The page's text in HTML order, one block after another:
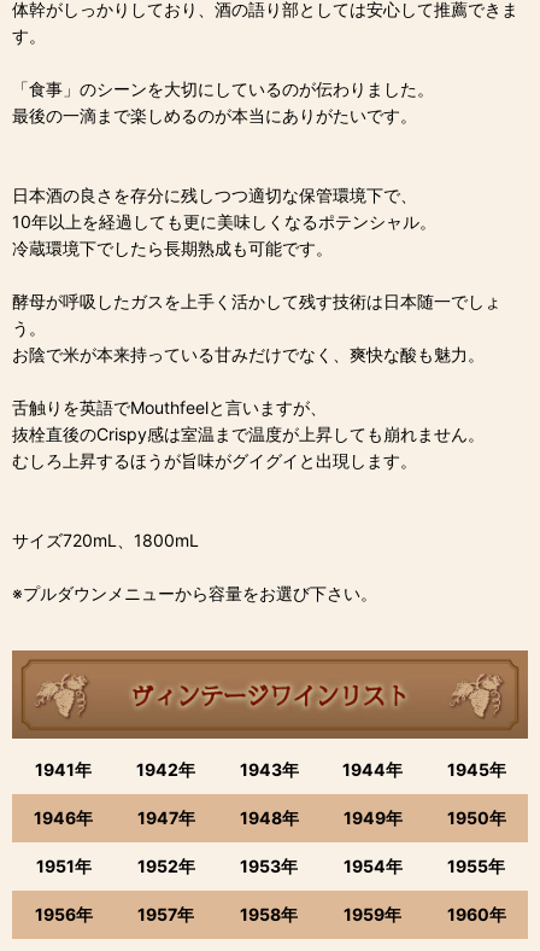
体幹がしっかりしており、酒の語り部としては安心して推薦できま
す。
「食事」のシーンを大切にしているのが伝わりました。
最後の一滴まで楽しめるのが本当にありがたいです。
日本酒の良さを存分に残しつつ適切な保管環境下で、
10年以上を経過しても更に美味しくなるポテンシャル。
冷蔵環境下でしたら長期熟成も可能です。
酵母が呼吸したガスを上手く活かして残す技術は日本随一でしょ
う。
お陰で米が本来持っている甘みだけでなく、爽快な酸も魅力。
舌触りを英語でMouthfeelと言いますが、
抜栓直後のCrispy感は室温まで温度が上昇しても崩れません。
むしろ上昇するほうが旨味がグイグイと出現します。
サイズ720mL、1800mL
※プルダウンメニューから容量をお選び下さい。
1941年 1942年 1943年 1944年 1945年
1946年 1947年 1948年 1949年 1950年
1951年 1952年 1953年 1954年 1955年
1956年 1957年 1958年 1959年 1960年